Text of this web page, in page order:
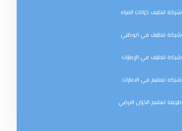
شركة تنظيف خزانات المياه
شركة تنظيف في ابوظبي
شركة تنظيف في الإمارات
شركه تعقيم في الامارات
طريقة تعقيم الخزان الارضي